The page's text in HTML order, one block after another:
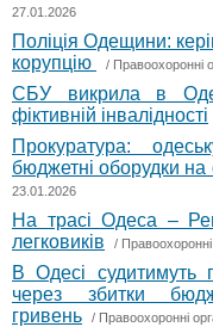
27.01.2026
Поліція Одещини:
корупцію
/ Правоохоронні
СБУ викрила в
фіктивній інвалідності
Прокуратура:
бюджетні оборудки на
23.01.2026
На трасі Одеса –
легковиків
/
В Одесі судитимуть
через збитки
гривень
/ Правоохоронні